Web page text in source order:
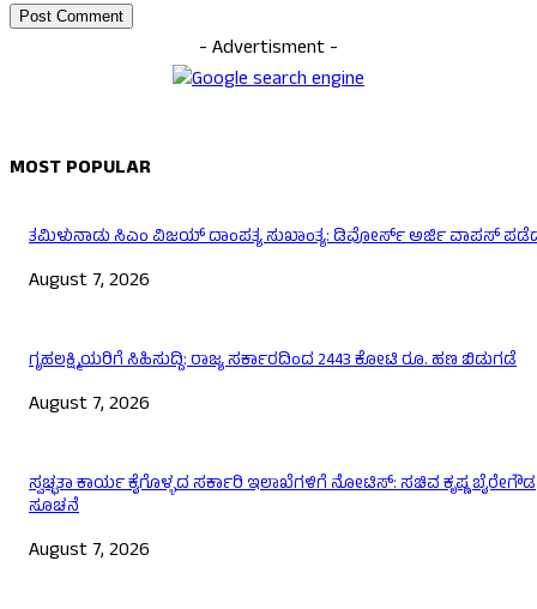
- Advertisment -
MOST POPULAR
ತಮಿಳುನಾಡು ಸಿಎಂ ವಿಜಯ್‌ ದಾಂಪತ್ಯ ಸುಖಾಂತ್ಯ: ಡಿವೋರ್ಸ್‌ ಅರ್ಜಿ ವಾಪಸ್‌
August 7, 2026
ಗೃಹಲಕ್ಷ್ಮಿಯರಿಗೆ ಸಿಹಿಸುದ್ದಿ: ರಾಜ್ಯ ಸರ್ಕಾರದಿಂದ 2443 ಕೋಟಿ ರೂ. ಹಣ ಬಿಡುಗಡೆ
August 7, 2026
ಸ್ವಚ್ಛತಾ ಕಾರ್ಯ ಕೈಗೊಳ್ಳದ ಸರ್ಕಾರಿ ಇಲಾಖೆಗಳಿಗೆ ನೋಟಿಸ್: ಸಚಿವ ಕೃಷ್ಣ ಬೈರೇಗೌಡ
ಸೂಚನೆ
August 7, 2026